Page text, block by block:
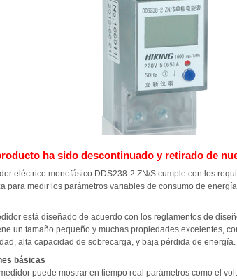
ha sido descontinuado y retirado de
eléctrico monofásico DDS238-2 ZN/S cumple con los
para medir los parámetros variables de consumo de
está diseñado de acuerdo con los reglamentos de
un tamaño pequeño y muchas propiedades excelentes,
alta capacidad de sobrecarga, y baja pérdida de energía.
básicas
puede mostrar en tiempo real parámetros como el